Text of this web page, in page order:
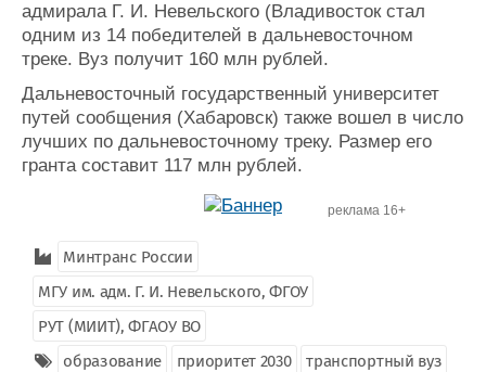
адмирала Г. И. Невельского (Владивосток стал
одним из 14 победителей в дальневосточном
треке. Вуз получит 160 млн рублей.
Дальневосточный государственный университет
путей сообщения (Хабаровск) также вошел в число
лучших по дальневосточному треку. Размер его
гранта составит 117 млн рублей.
реклама 16+
Минтранс России
МГУ им. адм. Г. И. Невельского, ФГОУ
РУТ (МИИТ), ФГАОУ ВО
образование
приоритет 2030
транспортный вуз